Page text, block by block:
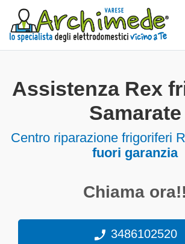
Assistenza Rex
Samarate
Centro riparazione frigoriferi
fuori garanzia
Chiama ora!!
3486102520